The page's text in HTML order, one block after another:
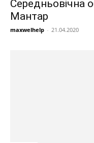
Середньовічна
Мантар
maxwelhelp - 21.04.2020